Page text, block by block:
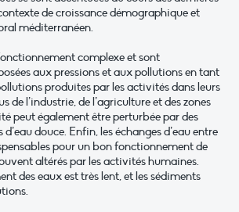
de croissance démographique et
méditerranéen.
complexe et sont
aux pressions et aux pollutions en tant
produites par les activités dans leurs
de l’industrie, de l’agriculture et des zones
peut également être perturbée par des
douce. Enfin, les échanges d’eau entre
pour un bon fonctionnement de
altérés par les activités humaines.
des eaux est très lent, et les sédiments